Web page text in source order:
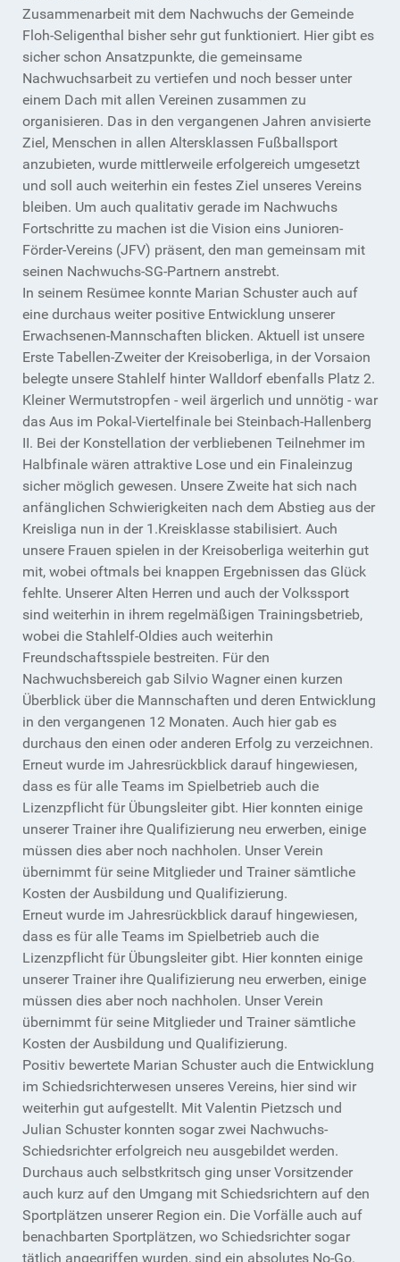
Zusammenarbeit mit dem Nachwuchs der Gemeinde
Floh-Seligenthal bisher sehr gut funktioniert. Hier gibt es
sicher schon Ansatzpunkte, die gemeinsame
Nachwuchsarbeit zu vertiefen und noch besser unter
einem Dach mit allen Vereinen zusammen zu
organisieren. Das in den vergangenen Jahren anvisierte
Ziel, Menschen in allen Altersklassen Fußballsport
anzubieten, wurde mittlerweile erfolgereich umgesetzt
und soll auch weiterhin ein festes Ziel unseres Vereins
bleiben. Um auch qualitativ gerade im Nachwuchs
Fortschritte zu machen ist die Vision eins Junioren-
Förder-Vereins (JFV) präsent, den man gemeinsam mit
seinen Nachwuchs-SG-Partnern anstrebt.
In seinem Resümee konnte Marian Schuster auch auf
eine durchaus weiter positive Entwicklung unserer
Erwachsenen-Mannschaften blicken. Aktuell ist unsere
Erste Tabellen-Zweiter der Kreisoberliga, in der Vorsaion
belegte unsere Stahlelf hinter Walldorf ebenfalls Platz 2.
Kleiner Wermutstropfen - weil ärgerlich und unnötig - war
das Aus im Pokal-Viertelfinale bei Steinbach-Hallenberg
II. Bei der Konstellation der verbliebenen Teilnehmer im
Halbfinale wären attraktive Lose und ein Finaleinzug
sicher möglich gewesen. Unsere Zweite hat sich nach
anfänglichen Schwierigkeiten nach dem Abstieg aus der
Kreisliga nun in der 1.Kreisklasse stabilisiert. Auch
unsere Frauen spielen in der Kreisoberliga weiterhin gut
mit, wobei oftmals bei knappen Ergebnissen das Glück
fehlte. Unserer Alten Herren und auch der Volkssport
sind weiterhin in ihrem regelmäßigen Trainingsbetrieb,
wobei die Stahlelf-Oldies auch weiterhin
Freundschaftsspiele bestreiten. Für den
Nachwuchsbereich gab Silvio Wagner einen kurzen
Überblick über die Mannschaften und deren Entwicklung
in den vergangenen 12 Monaten. Auch hier gab es
durchaus den einen oder anderen Erfolg zu verzeichnen.
Erneut wurde im Jahresrückblick darauf hingewiesen,
dass es für alle Teams im Spielbetrieb auch die
Lizenzpflicht für Übungsleiter gibt. Hier konnten einige
unserer Trainer ihre Qualifizierung neu erwerben, einige
müssen dies aber noch nachholen. Unser Verein
übernimmt für seine Mitglieder und Trainer sämtliche
Kosten der Ausbildung und Qualifizierung.
Erneut wurde im Jahresrückblick darauf hingewiesen,
dass es für alle Teams im Spielbetrieb auch die
Lizenzpflicht für Übungsleiter gibt. Hier konnten einige
unserer Trainer ihre Qualifizierung neu erwerben, einige
müssen dies aber noch nachholen. Unser Verein
übernimmt für seine Mitglieder und Trainer sämtliche
Kosten der Ausbildung und Qualifizierung.
Positiv bewertete Marian Schuster auch die Entwicklung
im Schiedsrichterwesen unseres Vereins, hier sind wir
weiterhin gut aufgestellt. Mit Valentin Pietzsch und
Julian Schuster konnten sogar zwei Nachwuchs-
Schiedsrichter erfolgreich neu ausgebildet werden.
Durchaus auch selbstkritsch ging unser Vorsitzender
auch kurz auf den Umgang mit Schiedsrichtern auf den
Sportplätzen unserer Region ein. Die Vorfälle auch auf
benachbarten Sportplätzen, wo Schiedsrichter sogar
tätlich angegriffen wurden, sind ein absolutes No-Go.